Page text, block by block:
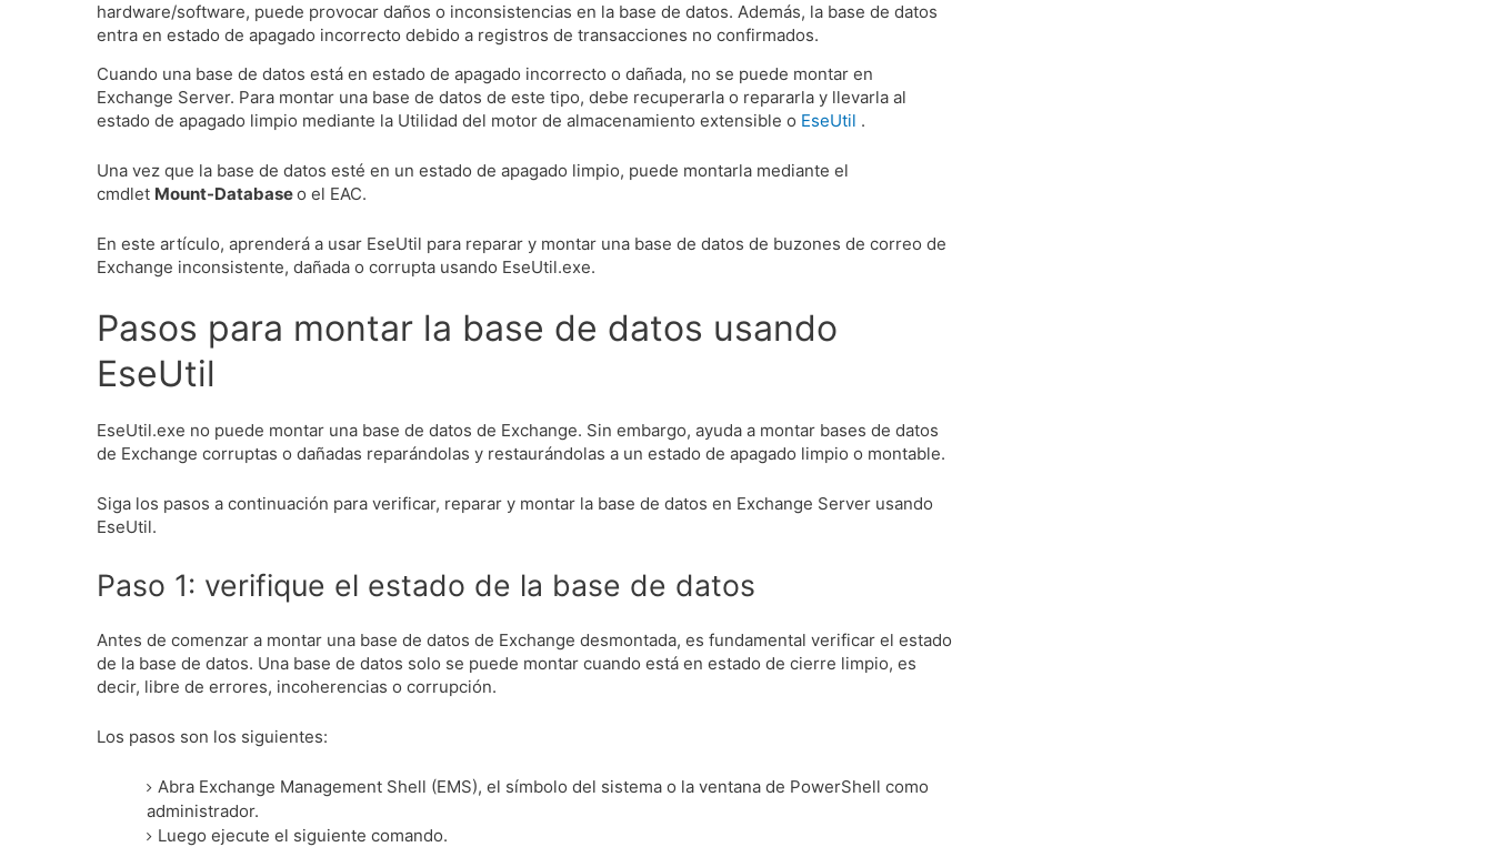
hardware/software, puede provocar daños o inconsistencias en la base de datos. Además, la base de datos
entra en estado de apagado incorrecto debido a registros de transacciones no confirmados.
Cuando una base de datos está en estado de apagado incorrecto o dañada, no se puede montar en
Exchange Server. Para montar una base de datos de este tipo, debe recuperarla o repararla y llevarla al
estado de apagado limpio mediante la Utilidad del motor de almacenamiento extensible o EseUtil .
Una vez que la base de datos esté en un estado de apagado limpio, puede montarla mediante el
cmdlet Mount-Databaseo el EAC.
En este artículo, aprenderá a usar EseUtil para reparar y montar una base de datos de buzones de correo de
Exchange inconsistente, dañada o corrupta usando EseUtil.exe.
Pasos para montar la base de datos usando
EseUtil
EseUtil.exe no puede montar una base de datos de Exchange. Sin embargo, ayuda a montar bases de datos
de Exchange corruptas o dañadas reparándolas y restaurándolas a un estado de apagado limpio o montable.
Siga los pasos a continuación para verificar, reparar y montar la base de datos en Exchange Server usando
EseUtil.
Paso 1: verifique el estado de la base de datos
Antes de comenzar a montar una base de datos de Exchange desmontada, es fundamental verificar el estado
de la base de datos. Una base de datos solo se puede montar cuando está en estado de cierre limpio, es
decir, libre de errores, incoherencias o corrupción.
Los pasos son los siguientes:
Abra Exchange Management Shell (EMS), el símbolo del sistema o la ventana de PowerShell como
administrador.
Luego ejecute el siguiente comando.